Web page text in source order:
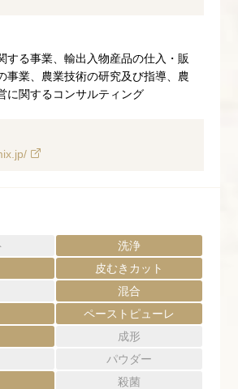
する事業、輸出入物産品の仕入・販
事業、農業技術の研究及び指導、農
に関するコンサルティング
洗浄
皮むきカット
混合
ペーストピューレ
成形
パウダー
殺菌